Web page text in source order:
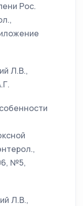
Рос.
Л.В.,
№5,
Л.В.,